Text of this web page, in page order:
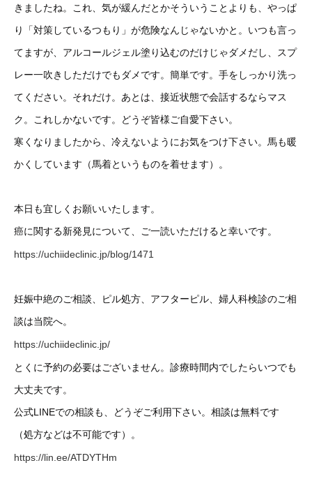
きましたね。これ、気が緩んだとかそういうことよりも、やっぱ
り「対策しているつもり」が危険なんじゃないかと。いつも言っ
てますが、アルコールジェル塗り込むのだけじゃダメだし、スプ
レー一吹きしただけでもダメです。簡単です。手をしっかり洗っ
てください。それだけ。あとは、接近状態で会話するならマス
ク。これしかないです。どうぞ皆様ご自愛下さい。
寒くなりましたから、冷えないようにお気をつけ下さい。馬も暖
かくしています（馬着というものを着せます）。
本日も宜しくお願いいたします。
癌に関する新発見について、ご一読いただけると幸いです。
https://uchiideclinic.jp/blog/1471
妊娠中絶のご相談、ピル処方、アフターピル、婦人科検診のご相
談は当院へ。
https://uchiideclinic.jp/
とくに予約の必要はございません。診療時間内でしたらいつでも
大丈夫です。
公式LINEでの相談も、どうぞご利用下さい。相談は無料です
（処方などは不可能です）。
https://lin.ee/ATDYTHm